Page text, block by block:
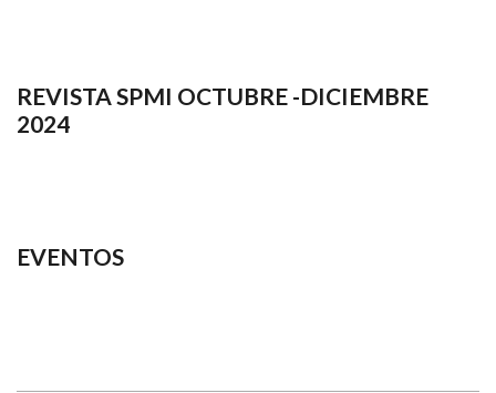
REVISTA SPMI OCTUBRE -DICIEMBRE
2024
EVENTOS